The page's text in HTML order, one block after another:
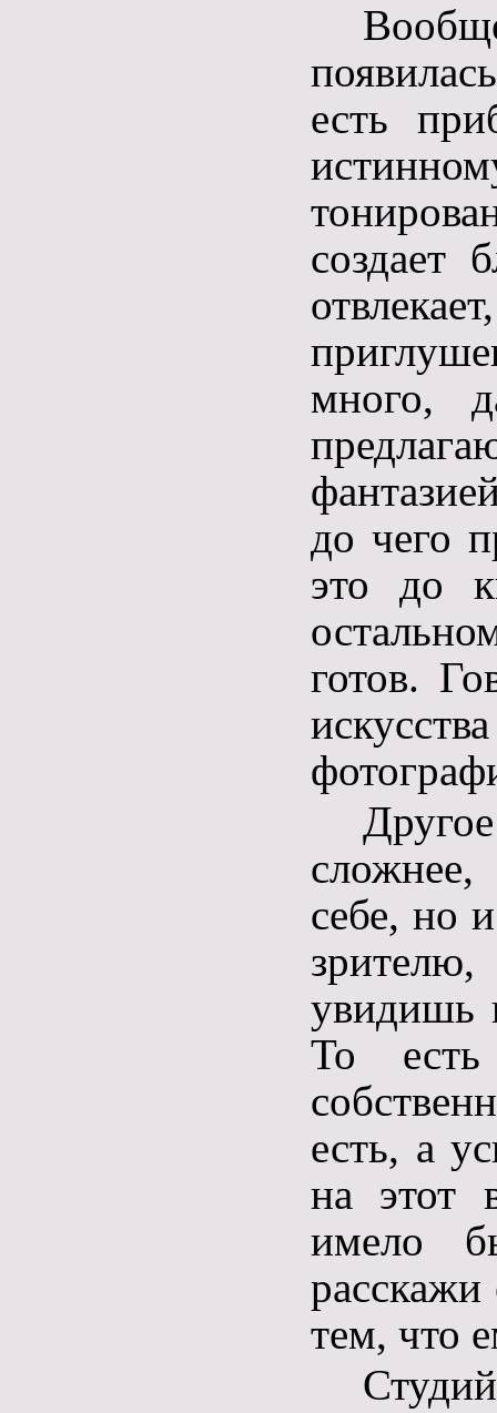
есть
создает
много,
до чего
это до
готов.
себе, но
увидишь
То есть
есть, а
на этот
имело
тем, что